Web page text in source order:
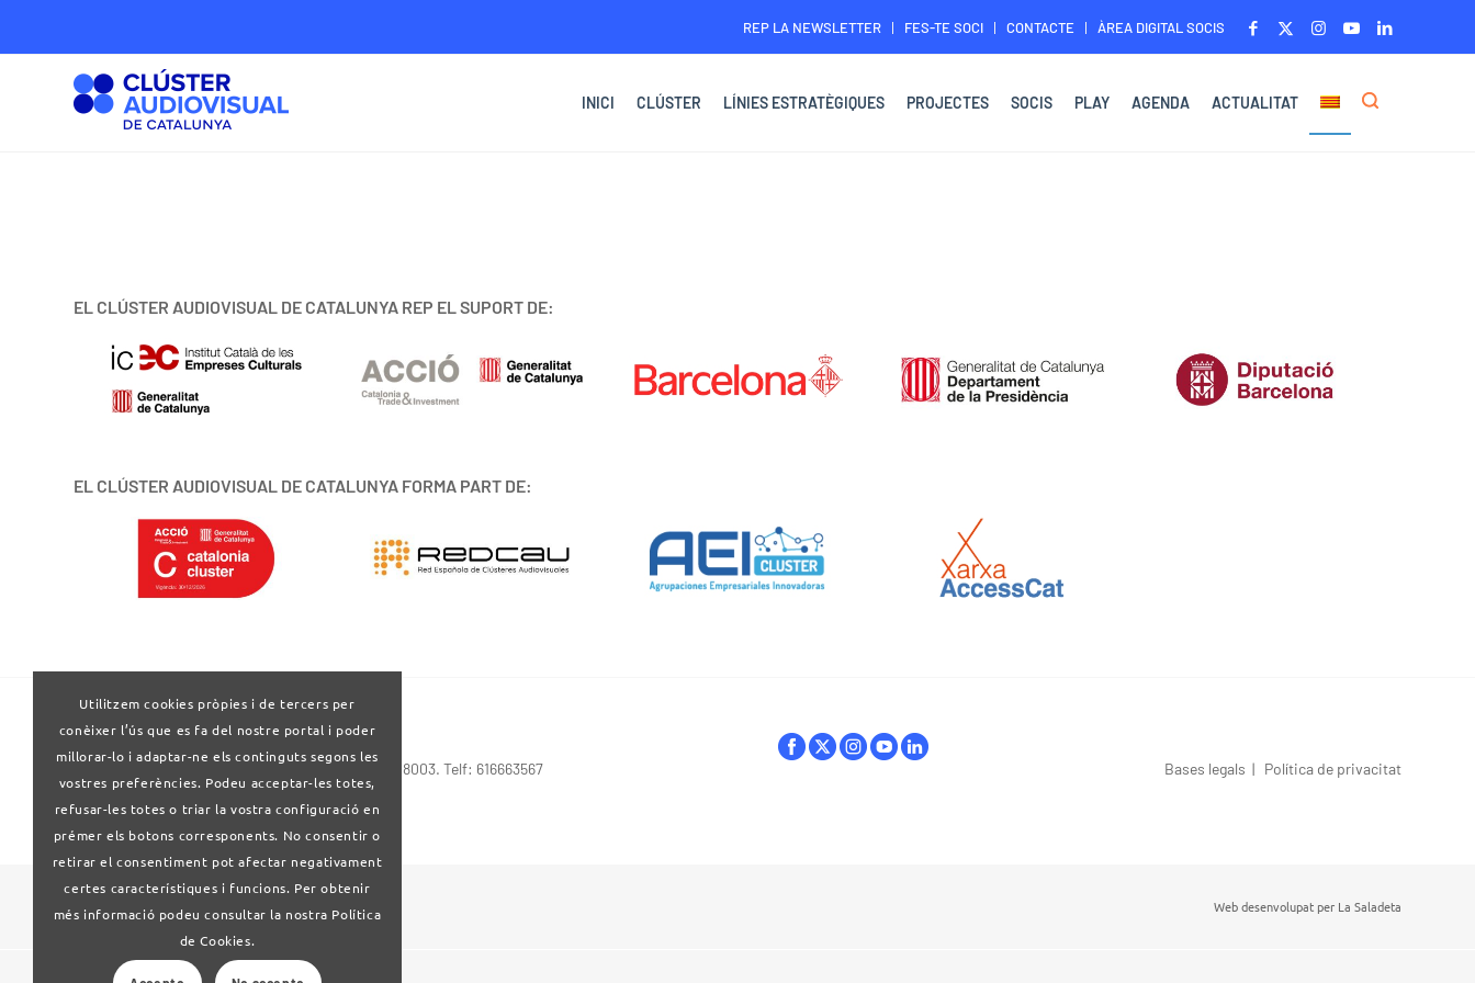
REP LA NEWSLETTER FES-TE SOCI CONTACTE ÀREA DIGITAL SOCIS
INICI CLÚSTER LÍNIES ESTRATÈGIQUES PROJECTES SOCIS PLAY AGENDA ACTUALITAT
EL CLÚSTER AUDIOVISUAL DE CATALUNYA REP EL SUPORT DE:
EL CLÚSTER AUDIOVISUAL DE CATALUNYA FORMA PART DE:
Via Laietana 32-34 4ª planta . Barcelona 08003. Telf: 616663567 Bases legals | Política de privacitat
© 2024 Clúster Audiovisual de Catalunya Web desenvolupat per La Saladeta
Utilitzem cookies pròpies i de tercers per
conèixer l’ús que es fa del nostre portal i poder
millorar-lo i adaptar-ne els continguts segons les
vostres preferències. Podeu acceptar-les totes,
refusar-les totes o triar la vostra configuració en
prémer els botons corresponents. No consentir o
retirar el consentiment pot afectar negativament
certes característiques i funcions. Per obtenir
més informació podeu consultar la nostra Política
de Cookies.